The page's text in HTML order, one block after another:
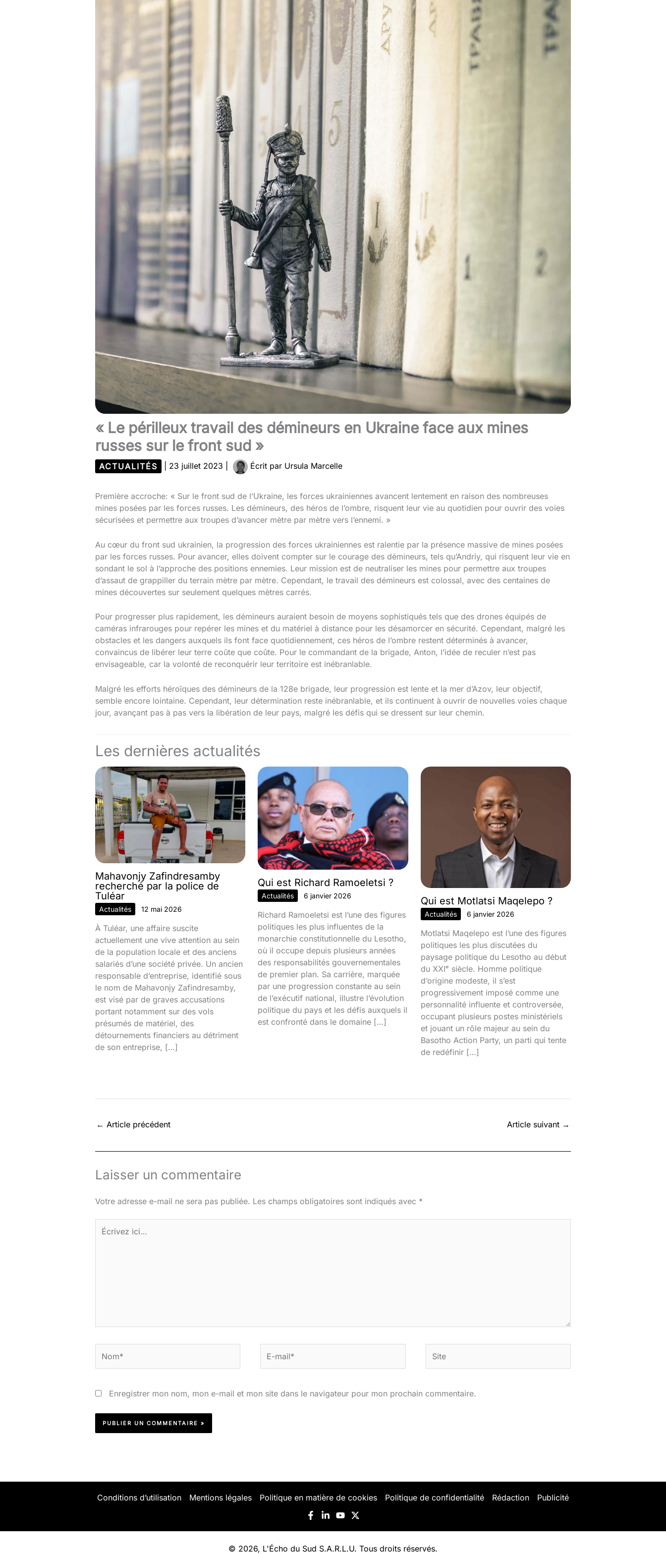
« Le périlleux travail des démineurs en Ukraine face aux mines
russes sur le front sud »
ACTUALITÉS 23 juillet 2023 Écrit par Ursula Marcelle
Première accroche: « Sur le front sud de l’Ukraine, les forces ukrainiennes avancent lentement en raison des nombreuses
mines posées par les forces russes. Les démineurs, des héros de l’ombre, risquent leur vie au quotidien pour ouvrir des voies
sécurisées et permettre aux troupes d’avancer mètre par mètre vers l’ennemi. »
Au cœur du front sud ukrainien, la progression des forces ukrainiennes est ralentie par la présence massive de mines posées
par les forces russes. Pour avancer, elles doivent compter sur le courage des démineurs, tels qu’Andriy, qui risquent leur vie en
sondant le sol à l’approche des positions ennemies. Leur mission est de neutraliser les mines pour permettre aux troupes
d’assaut de grappiller du terrain mètre par mètre. Cependant, le travail des démineurs est colossal, avec des centaines de
mines découvertes sur seulement quelques mètres carrés.
Pour progresser plus rapidement, les démineurs auraient besoin de moyens sophistiqués tels que des drones équipés de
caméras infrarouges pour repérer les mines et du matériel à distance pour les désamorcer en sécurité. Cependant, malgré les
obstacles et les dangers auxquels ils font face quotidiennement, ces héros de l’ombre restent déterminés à avancer,
convaincus de libérer leur terre coûte que coûte. Pour le commandant de la brigade, Anton, l’idée de reculer n’est pas
envisageable, car la volonté de reconquérir leur territoire est inébranlable.
Malgré les efforts héroïques des démineurs de la 128e brigade, leur progression est lente et la mer d’Azov, leur objectif,
semble encore lointaine. Cependant, leur détermination reste inébranlable, et ils continuent à ouvrir de nouvelles voies chaque
jour, avançant pas à pas vers la libération de leur pays, malgré les défis qui se dressent sur leur chemin.
Les dernières actualités
Mahavonjy Zafindresamby
recherché par la police de
Tuléar
Actualités 12 mai 2026
À Tuléar, une affaire suscite
actuellement une vive attention au sein
de la population locale et des anciens
salariés d’une société privée. Un ancien
responsable d’entreprise, identifié sous
le nom de Mahavonjy Zafindresamby,
est visé par de graves accusations
portant notamment sur des vols
présumés de matériel, des
détournements financiers au détriment
de son entreprise, […]
Qui est Richard Ramoeletsi ?
Actualités 6 janvier 2026
Richard Ramoeletsi est l’une des figures
politiques les plus influentes de la
monarchie constitutionnelle du Lesotho,
où il occupe depuis plusieurs années
des responsabilités gouvernementales
de premier plan. Sa carrière, marquée
par une progression constante au sein
de l’exécutif national, illustre l’évolution
politique du pays et les défis auxquels il
est confronté dans le domaine […]
Qui est Motlatsi Maqelepo ?
Actualités 6 janvier 2026
Motlatsi Maqelepo est l’une des figures
politiques les plus discutées du
paysage politique du Lesotho au début
du XXIᵉ siècle. Homme politique
d’origine modeste, il s’est
progressivement imposé comme une
personnalité influente et controversée,
occupant plusieurs postes ministériels
et jouant un rôle majeur au sein du
Basotho Action Party, un parti qui tente
de redéfinir […]
← Article précédent Article suivant →
Laisser un commentaire
Votre adresse e-mail ne sera pas publiée. Les champs obligatoires sont indiqués avec *
Écrivez
ici…
mail*
Enregistrer mon nom, mon e-mail et mon site dans le navigateur pour mon prochain commentaire.
Conditions d’utilisation Mentions légales Politique en matière de cookies Politique de confidentialité Rédaction Publicité
© 2026, L'Écho du Sud S.A.R.L.U. Tous droits réservés.